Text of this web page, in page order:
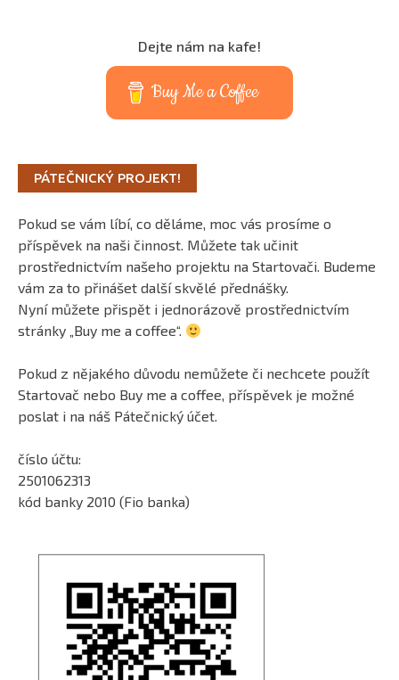
Dejte nám na kafe!
Buy Me a Coffee
PÁTEČNICKÝ PROJEKT!
Pokud se vám líbí, co děláme, moc vás prosíme o
příspěvek na naši činnost. Můžete tak učinit
prostřednictvím našeho projektu na Startovači. Budeme
vám za to přinášet další skvělé přednášky.
Nyní můžete přispět i jednorázově prostřednictvím
stránky „Buy me a coffee“.
Pokud z nějakého důvodu nemůžete či nechcete použít
Startovač nebo Buy me a coffee, příspěvek je možné
poslat i na náš Pátečnický účet.
číslo účtu:
2501062313
kód banky 2010 (Fio banka)